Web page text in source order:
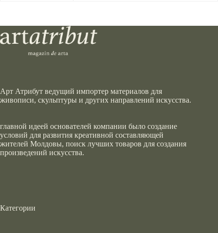
Арт Атрибут ведущий импортер материалов для
живописи, скульптуры и других направлений искусства.
главной идеей основателей компании было создание
условий для развития креативной составляющей
жителей Молдовы, поиск лучших товаров для создания
произведений искусства.
Категории